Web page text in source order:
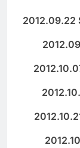
2012.09.22